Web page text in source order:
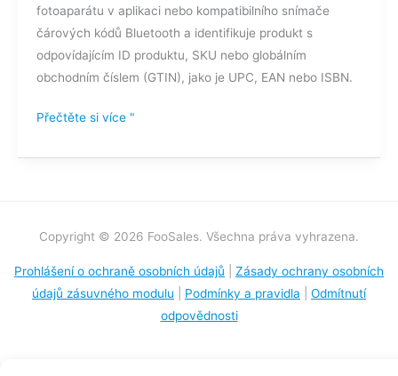
fotoaparátu v aplikaci nebo kompatibilního snímače
čárových kódů Bluetooth a identifikuje produkt s
odpovídajícím ID produktu, SKU nebo globálním
obchodním číslem (GTIN), jako je UPC, EAN nebo ISBN.
Přečtěte si více "
Copyright © 2026 FooSales. Všechna práva vyhrazena.
Prohlášení o ochraně osobních údajů
Zásady ochrany osobních
údajů zásuvného modulu
Podmínky a pravidla
Odmítnutí
odpovědnosti